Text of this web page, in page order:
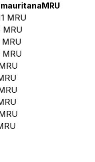
MRU
MRU
MRU
MRU
MRU